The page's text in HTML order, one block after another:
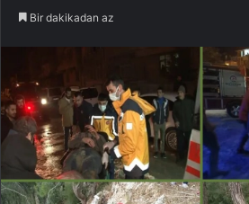
Bir dakikadan az